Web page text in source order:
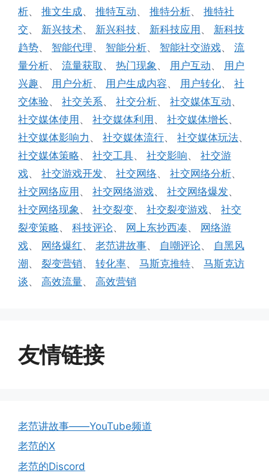
析、 推文生成、 推特互动、 推特分析、 推特社
交、 新兴技术、 新兴科技、 新科技应用 、 新科技
趋势、 智能代理、 智能分析、 智能社交游戏、 流
量分析、 流量获取 、 热门现象 、 用户互动、 用户
兴趣、 用户分析、 用户生成内容、 用户转化、 社
交体验、 社交关系、 社交分析、 社交媒体互动、
社交媒体使用 、 社交媒体利用 、 社交媒体增长、
社交媒体影响力 、 社交媒体流行、 社交媒体玩法、
社交媒体策略、 社交工具、 社交影响、 社交游
戏、 社交游戏开发、 社交网络、 社交网络分析、
社交网络应用 、 社交网络游戏、 社交网络爆发、
社交网络现象 、 社交裂变、 社交裂变游戏、 社交
裂变策略、 科技评论、 网上东抄西凑、 网络游
戏、 网络爆红、 老范讲故事、 自嘲评论、 自黑风
潮、 裂变营销、 转化率、 马斯克推特、 马斯克访
谈、 高效流量、 高效营销
友情链接
老范讲故事——YouTube频道
老范的X
老范的Discord